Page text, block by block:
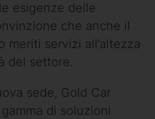
esigenze delle
che anche il
meriti servizi all’altezza
del settore.
sede, Gold Car
di soluzioni